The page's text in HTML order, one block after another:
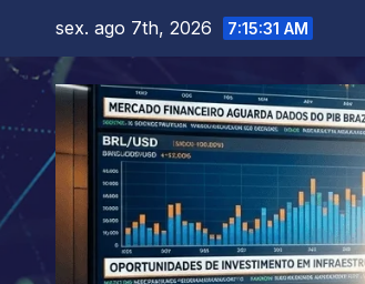
content
sex. ago 7th, 2026 7:15:33 AM